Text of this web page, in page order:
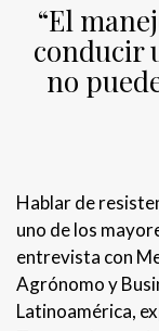
“El
conducir
no
Hablar de
uno de los
entrevista con
Agrónomo y
Latinoamérica,